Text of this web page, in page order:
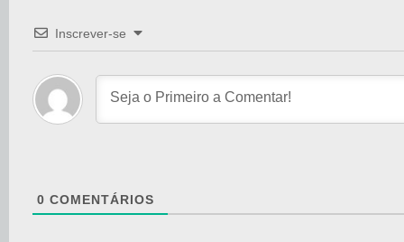
Inscrever-se
0 COMENTÁRIOS